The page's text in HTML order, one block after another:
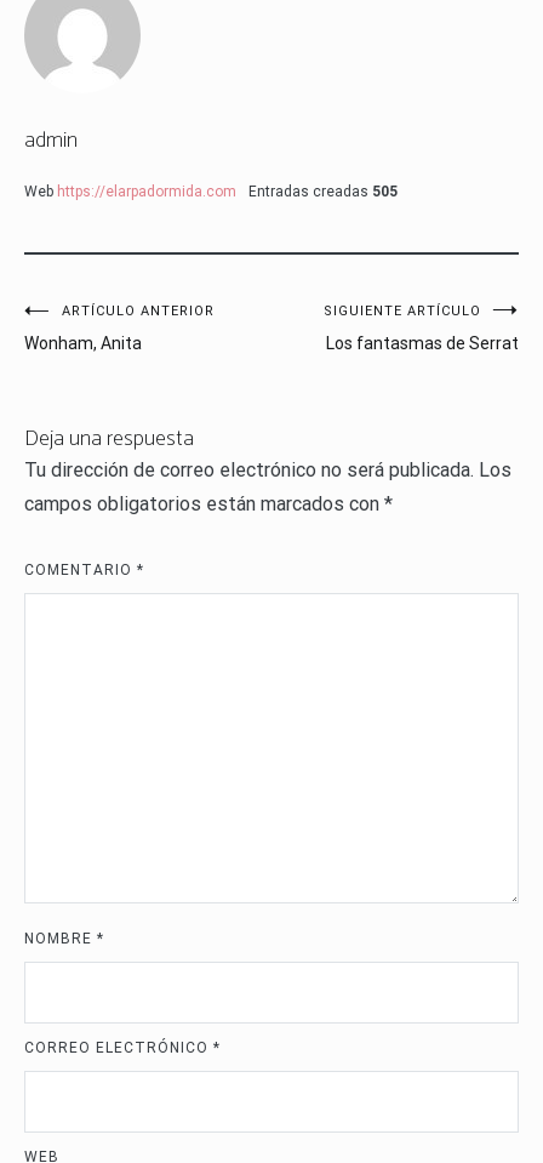
admin
Web https://elarpadormida.com Entradas creadas 505
Navegación
de
ARTÍCULO ANTERIOR
Wonham, Anita
SIGUIENTE ARTÍCULO
Los fantasmas de Serrat
Deja una respuesta
Tu dirección de correo electrónico no será publicada. Los
campos obligatorios están marcados con *
COMENTARIO *
NOMBRE *
CORREO ELECTRÓNICO *
WEB